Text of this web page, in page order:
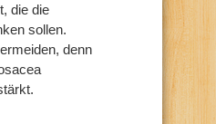
die die
sollen.
denn